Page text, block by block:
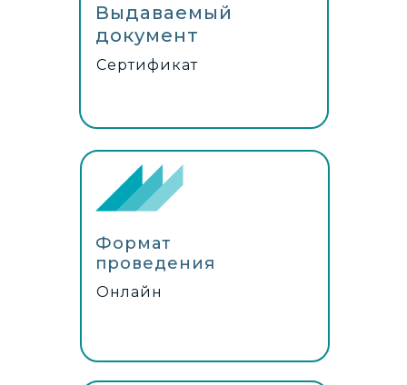
Скачать описание
Онлайн
Формат
проведения
Сертификат
Выдаваемый
документ